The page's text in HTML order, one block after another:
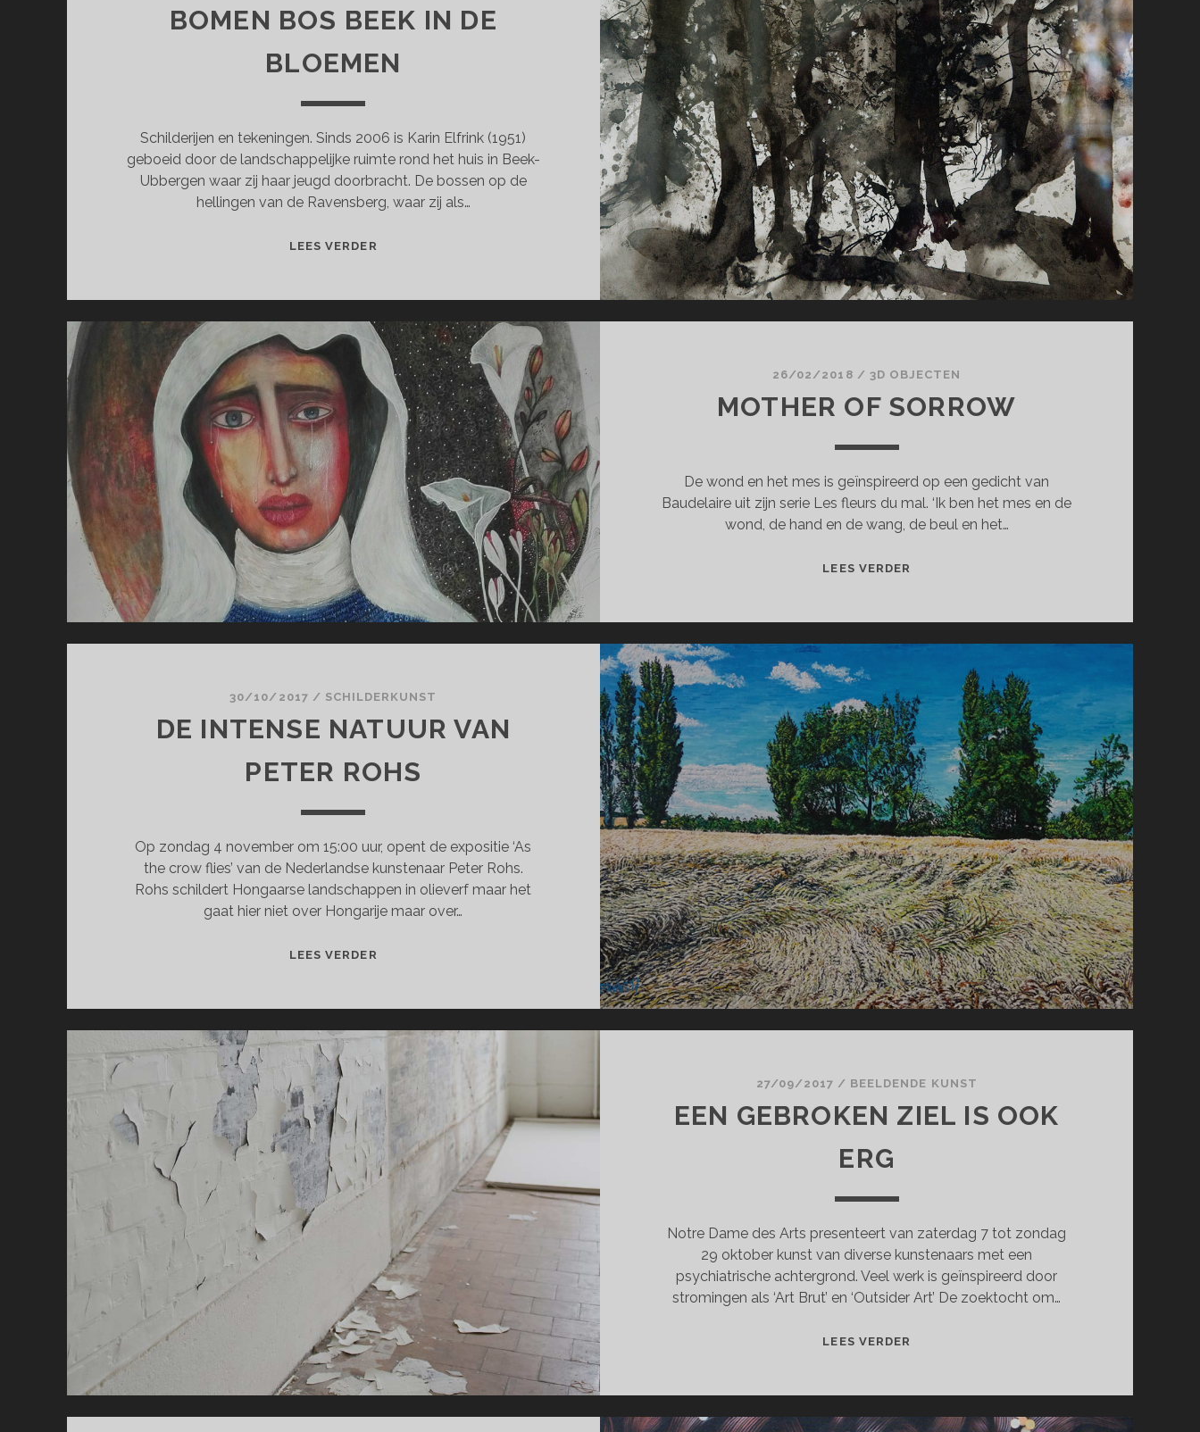
BOMEN BOS BEEK IN DE
BLOEMEN
Schilderijen en tekeningen. Sinds 2006 is Karin Elfrink (1951)
geboeid door de landschappelijke ruimte rond het huis in Beek-
Ubbergen waar zij haar jeugd doorbracht. De bossen op de
hellingen van de Ravensberg, waar zij als…
LEES VERDER
DE
BLOEMEN
26/02/2018 / 3D OBJECTEN
MOTHER OF SORROW
De wond en het mes is geïnspireerd op een gedicht van
Baudelaire uit zijn serie Les fleurs du mal. ‘Ik ben het mes en de
wond, de hand en de wang, de beul en het…
LEES VERDER
30/10/2017 / SCHILDERKUNST
DE INTENSE NATUUR VAN
PETER ROHS
Op zondag 4 november om 15:00 uur, opent de expositie ‘As
the crow flies’ van de Nederlandse kunstenaar Peter Rohs.
Rohs schildert Hongaarse landschappen in olieverf maar het
gaat hier niet over Hongarije maar over…
LEES VERDER
PETER
27/09/2017 / BEELDENDE KUNST
EEN GEBROKEN ZIEL IS OOK
ERG
Notre Dame des Arts presenteert van zaterdag 7 tot zondag
29 oktober kunst van diverse kunstenaars met een
psychiatrische achtergrond. Veel werk is geïnspireerd door
stromingen als ‘Art Brut’ en ‘Outsider Art’ De zoektocht om…
LEES VERDER
OOK